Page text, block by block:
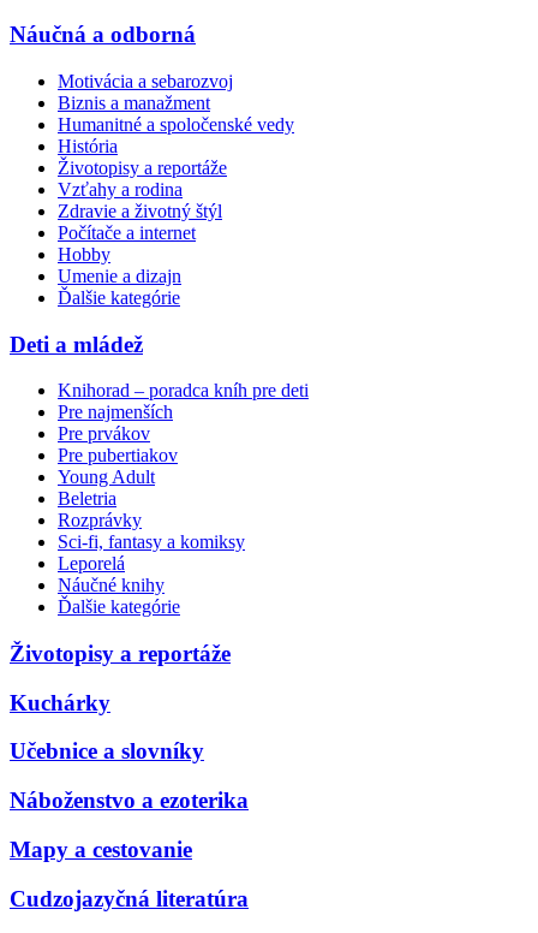
Náučná a odborná
Motivácia a sebarozvoj
Biznis a manažment
Humanitné a spoločenské vedy
História
Životopisy a reportáže
Vzťahy a rodina
Zdravie a životný štýl
Počítače a internet
Hobby
Umenie a dizajn
Ďalšie kategórie
Deti a mládež
Knihorad – poradca kníh pre deti
Pre najmenších
Pre prvákov
Pre pubertiakov
Young Adult
Beletria
Rozprávky
Sci-fi, fantasy a komiksy
Leporelá
Náučné knihy
Ďalšie kategórie
Životopisy a reportáže
Kuchárky
Učebnice a slovníky
Náboženstvo a ezoterika
Mapy a cestovanie
Cudzojazyčná literatúra